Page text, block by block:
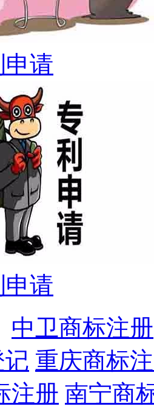
申请
请
中卫商标注册
记 重庆商标
注册 南宁商